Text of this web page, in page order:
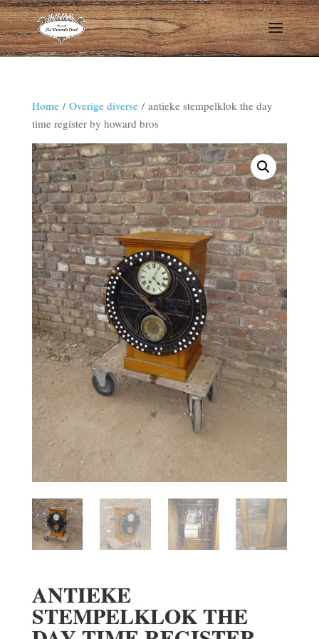
Home/ Overige diverse/ antieke stempelklok the day
time register by howard bros
ANTIEKE
STEMPELKLOK THE